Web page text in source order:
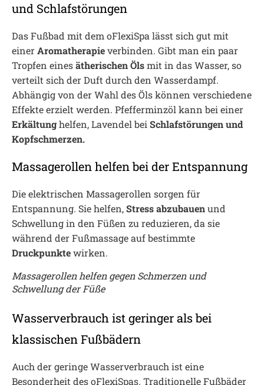
und Schlafstörungen
Das Fußbad mit dem oFlexiSpa lässt sich gut mit
einerAromatherapieverbinden. Gibt man ein paar
Tropfen einesätherischen Ölsmit in das Wasser, so
verteilt sich der Duft durch den Wasserdampf.
Abhängig von der Wahl des Öls können verschiedene
Effekte erzielt werden. Pfefferminzöl kann bei einer
Erkältunghelfen, Lavendel bei Schlafstörungen und
Kopfschmerzen.
Massagerollen helfen bei der Entspannung
Die elektrischen Massagerollen sorgen für
Entspannung. Sie helfen,Stress abzubauenund
Schwellung in den Füßen zu reduzieren, da sie
während der Fußmassage auf bestimmte
Druckpunktewirken.
Massagerollen helfen gegen Schmerzen und
Schwellung der Füße
Wasserverbrauch ist geringer als bei
klassischen Fußbädern
Auch der geringe Wasserverbrauch ist eine
Besonderheit des oFlexiSpas. Traditionelle Fußbäder